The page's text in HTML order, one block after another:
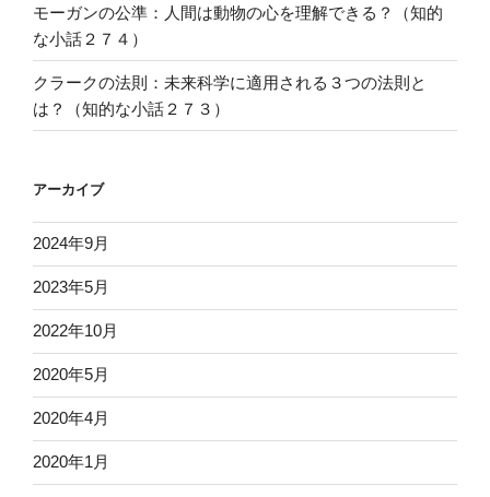
モーガンの公準：人間は動物の心を理解できる？（知的
な小話２７４）
クラークの法則：未来科学に適用される３つの法則と
は？（知的な小話２７３）
アーカイブ
2024年9月
2023年5月
2022年10月
2020年5月
2020年4月
2020年1月